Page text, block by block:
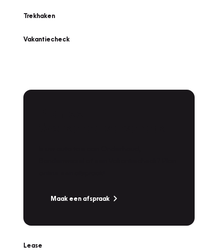
Trekhaken
Vakantiecheck
Maak een afspraak
Lease